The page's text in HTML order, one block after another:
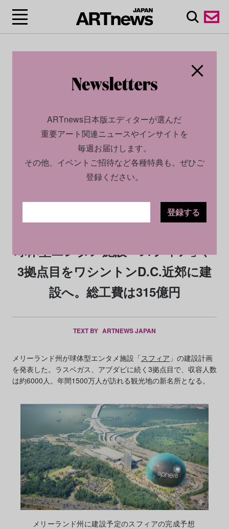
2026.01.20
球体型エンタメ施設「スフィア」、
3拠点目をワシントンD.C.近郊に建
設へ。総工費は315億円
TEXT BY ARTNEWS JAPAN
メリーランド州が球体型エンタメ施設「スフィア 」の建設計画
を発表した。ラスベガス、アブダビに続く3拠点目で、収容人数
は約6000人。年間1500万人が訪れる観光地の新名所となる。
メリーランド州に建設予定のスフィアの完成予想
ARTnews日本版エディターが選んだ
重要アート関連ニュースやインサイトを
毎週お届けします。
その他、イベントご招待など各種特典も。ぜひご
登録ください。
登録する